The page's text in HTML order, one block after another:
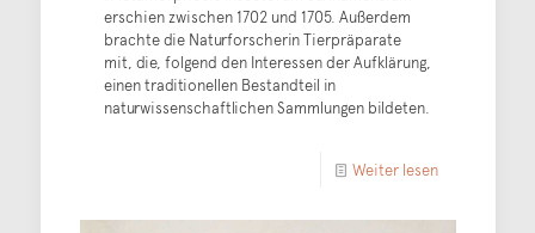
erschien zwischen 1702 und 1705. Außerdem
brachte die Naturforscherin Tierpräparate
mit, die, folgend den Interessen der Aufklärung,
einen traditionellen Bestandteil in
naturwissenschaftlichen Sammlungen bildeten.
Weiter lesen